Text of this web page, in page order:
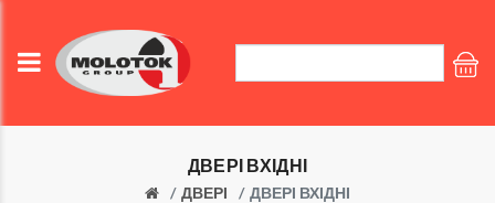
ДВЕРІ ВХІДНІ
ДВЕРІ ДВЕРІ ВХІДНІ